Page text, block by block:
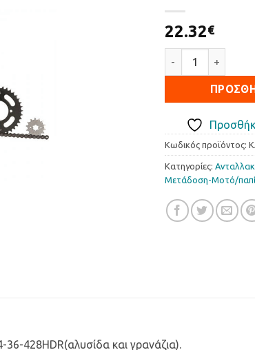
22.32€
Κωδικός προϊόντος:
Κατηγορίες:
Μετάδοση-Μοτό/παπί
428HDR(αλυσίδα και γρανάζια).